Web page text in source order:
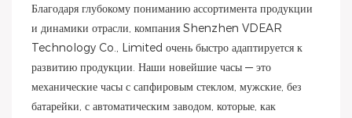
Благодаря глубокому пониманию ассортимента продукции
и динамики отрасли, компания Shenzhen VDEAR
Technology Co., Limited очень быстро адаптируется к
развитию продукции. Наши новейшие часы — это
механические часы с сапфировым стеклом, мужские, без
батарейки, с автоматическим заводом, которые, как